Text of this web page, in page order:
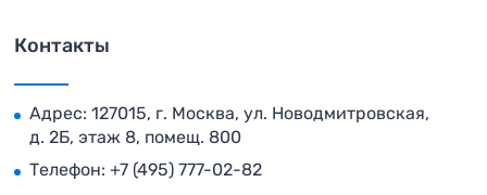
Контакты
Адрес: 127015, г. Москва, ул. Новодмитровская,
д. 2Б, этаж 8, помещ. 800
Телефон: +7 (495) 777-02-82